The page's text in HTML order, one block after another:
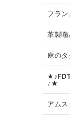
フラ
革製噛
麻のタ
♪★
アムス